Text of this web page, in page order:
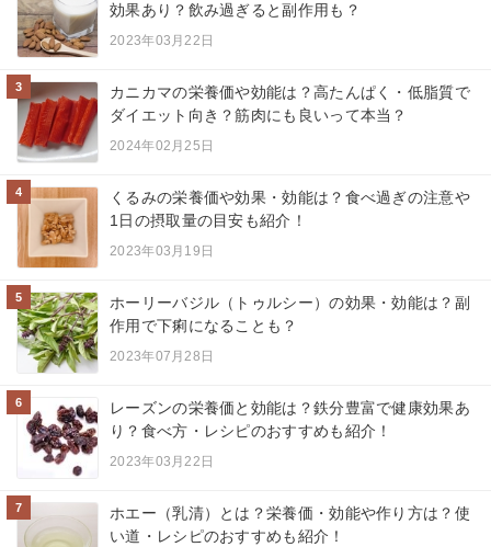
効果あり？飲み過ぎると副作用も？
2023年03月22日
3
カニカマの栄養価や効能は？高たんぱく・低脂質で
ダイエット向き？筋肉にも良いって本当？
2024年02月25日
4
くるみの栄養価や効果・効能は？食べ過ぎの注意や
1日の摂取量の目安も紹介！
2023年03月19日
5
ホーリーバジル（トゥルシー）の効果・効能は？副
作用で下痢になることも？
2023年07月28日
6
レーズンの栄養価と効能は？鉄分豊富で健康効果あ
り？食べ方・レシピのおすすめも紹介！
2023年03月22日
7
ホエー（乳清）とは？栄養価・効能や作り方は？使
い道・レシピのおすすめも紹介！